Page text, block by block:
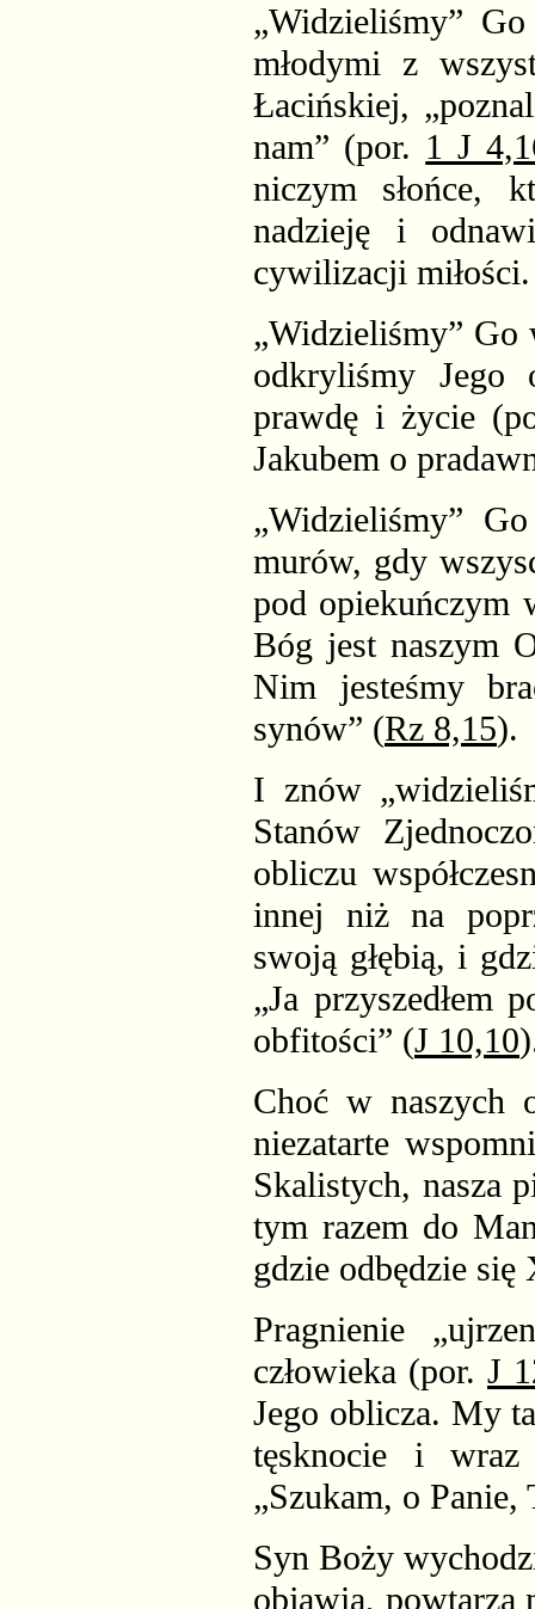
„Widzieliśmy”
młodymi z
Łacińskiej,
nam” (por. 1 J
niczym słońce,
nadzieję i
cywilizacji miłości.
„Widzieliśmy” Go
odkryliśmy Jego
prawdę i życie
Jakubem o
„Widzieliśmy”
murów, gdy
pod opiekuńczym
Bóg jest naszym
Nim jesteśmy
synów” (Rz 8,15).
I znów
Stanów
obliczu
innej niż na
swoją głębią, i
„Ja
obfitości” (J 10,10
Choć w naszych
niezatarte
Skalistych, nasza
tym razem do
gdzie odbędzie
Pragnienie
człowieka (por. J
Jego oblicza. My
tęsknocie i wraz
„Szukam, o
Syn Boży
objawia, powtarza